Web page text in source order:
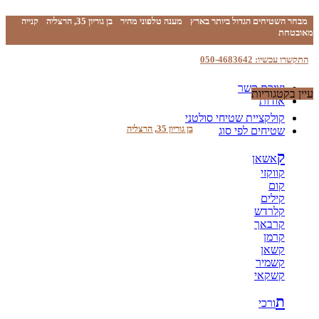
מבחר השטיחים הגדול ביותר בארץ מענה טלפוני מהיר בן גוריון 35, הרצליה
קנייה
מאובטחת
התקשרו עכשיו: 050-4683642
יצירת קשר
אודות
בן גוריון 35, הרצליה
עיין בקטגוריות
קולקציית שטיחי סולטני
שטיחים לפי סוג
קאשאן
קווקזי
קום
קילים
קלרדש
קרבאך
קרמן
קשאן
קשמיר
קשקאי
תורכי